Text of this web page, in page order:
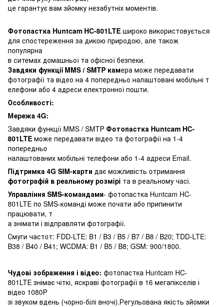
це гарантує вам зйомку незабутніх моментів.
Фотопастка Huntcam HC-801LTE широко використовується
для спостереження за дикою природою, але також
популярна
в ситемах домашньої та офісної безпеки.
Завдяки функції MMS / SMTP камера може передавати
фотографії та відео на 4 попередньо налаштовані мобільні т
елефони або 4 адреси електронної пошти.
Особливості:
Мережа 4G:
Завдяки функції MMS / SMTP Фотопастка Huntcam HC-
801LTE може передавати відео та фотографії на 1-4
попередньо
налаштованих мобільні телефони або 1-4 адреси Email.
Підтримка 4G SIM-карти дає можливість отримання
фотографій в реальному розмірі та в реальному часі.
Управління SMS-командами- фотопастка Huntcam HC-
801LTE по SMS-команді може почати або припинити
працювати, т
а знімати і відправляти фотографії.
Смуги частот: FDD-LTE: B1 / B3 / B5 / B7 / B8 / B20; TDD-LTE:
B38 / B40 / B41; WCDMA: B1 / B5 / B8; GSM: 900/1800.
Чудові зображення і відео: фотопастка Huntcam HC-
801LTE знімає чіткі, яскраві фотографії в 16 мегапікселів і
відео 1080P
зі звуком вдень ​​(чорно-білі вночі).Регульована якість зйомки